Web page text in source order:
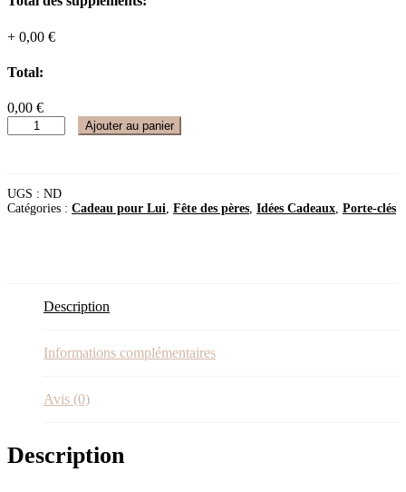
+ 0,00 €
Total:
0,00 €
quantité
de
Papa
Ajouter au panier
UGS : ND
Catégories : Cadeau pour Lui, Fête des pères, Idées Cadeaux, Porte-clés
Description
Informations complémentaires
Avis (0)
Description